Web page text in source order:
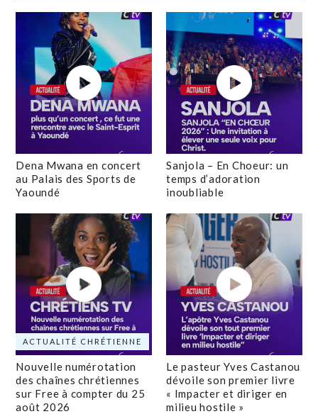
Dena Mwana en concert
au Palais des Sports de
Yaoundé
Sanjola – En Choeur: un
temps d’adoration
inoubliable
ACTUALITÉ CHRÉTIENNE
Nouvelle numérotation
des chaînes chrétiennes
sur Free à compter du 25
août 2026
Le pasteur Yves Castanou
dévoile son premier livre
« Impacter et diriger en
milieu hostile »